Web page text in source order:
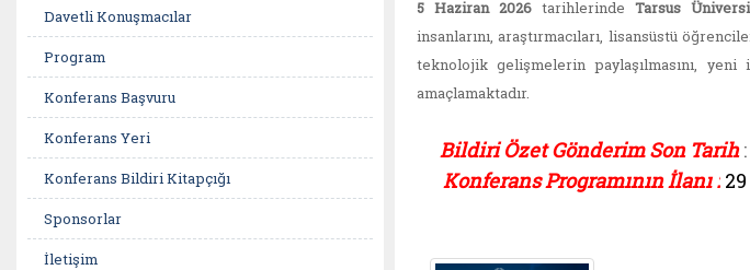
Davetli Konuşmacılar
Program
Konferans Başvuru
Konferans Yeri
Konferans Bildiri Kitapçığı
Sponsorlar
İletişim
5 Haziran 2026 tarihlerindeTarsus
insanlarını, araştırmacıları, lisansüstü
teknolojik gelişmelerin paylaşılmasını,
amaçlamaktadır.
Bildiri Özet Gönderim Son Tarih:
Konferans Programının İlanı :